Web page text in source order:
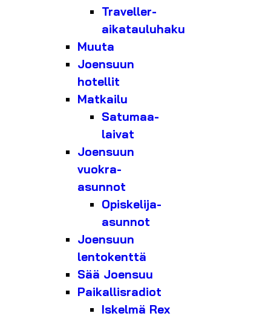
Traveller-
aikatauluhaku
Muuta
Joensuun
hotellit
Matkailu
Satumaa-
laivat
Joensuun
vuokra-
asunnot
Opiskelija-
asunnot
Joensuun
lentokenttä
Sää Joensuu
Paikallisradiot
Iskelmä Rex